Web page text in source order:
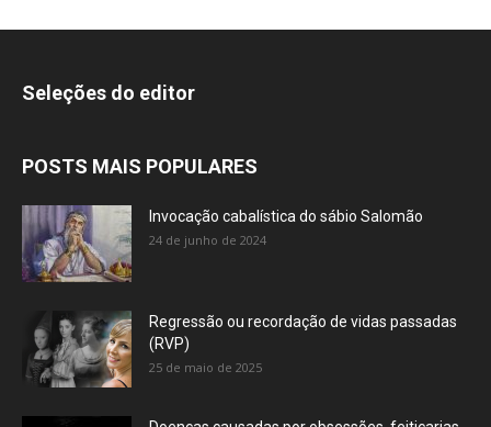
Seleções do editor
POSTS MAIS POPULARES
Invocação cabalística do sábio Salomão
24 de junho de 2024
Regressão ou recordação de vidas passadas
(RVP)
25 de maio de 2025